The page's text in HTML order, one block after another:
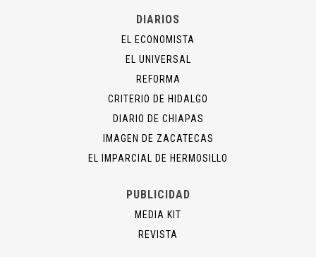
DIARIOS
EL ECONOMISTA
EL UNIVERSAL
REFORMA
CRITERIO DE HIDALGO
DIARIO DE CHIAPAS
IMAGEN DE ZACATECAS
EL IMPARCIAL DE HERMOSILLO
PUBLICIDAD
MEDIA KIT
REVISTA